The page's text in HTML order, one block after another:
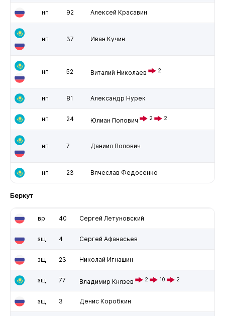
нп 92 Алексей Красавин
нп 37 Иван Кучин
нп 52 Виталий Николаев 2
нп 81 Александр Нурек
нп 24 Юлиан Попович 2 2
нп 7 Даниил Попович
нп 23 Вячеслав Федосенко
Беркут
вр 40 Сергей Летуновский
зщ 4 Сергей Афанасьев
зщ 23 Николай Игнашин
зщ 77 Владимир Князев 2 10 2
зщ 3 Денис Коробкин